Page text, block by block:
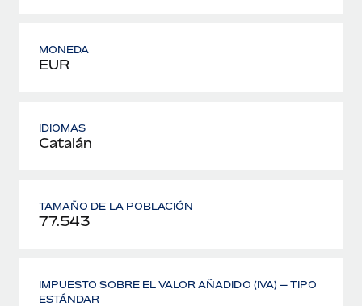
MONEDA
EUR
IDIOMAS
Catalán
TAMAÑO DE LA POBLACIÓN
77.543
IMPUESTO SOBRE EL VALOR AÑADIDO (IVA) — TIPO
ESTÁNDAR